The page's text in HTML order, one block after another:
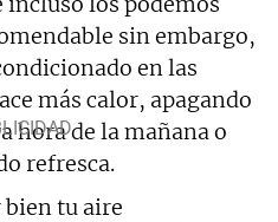
sin embargo,
en las
más calor, apagando
hora de la mañana o
refresca.
bien tu aire